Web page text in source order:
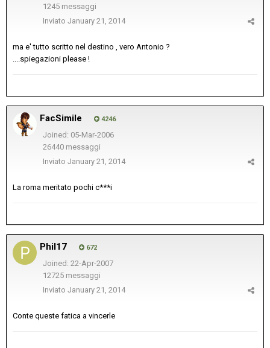
1245 messaggi
Inviato January 21, 2014
ma e' tutto scritto nel destino , vero Antonio ?
....spiegazioni please !
FacSimile 4246
Joined: 05-Mar-2006
26440 messaggi
Inviato January 21, 2014
La roma meritato pochi c***i
Phil17 672
Joined: 22-Apr-2007
12725 messaggi
Inviato January 21, 2014
Conte queste fatica a vincerle